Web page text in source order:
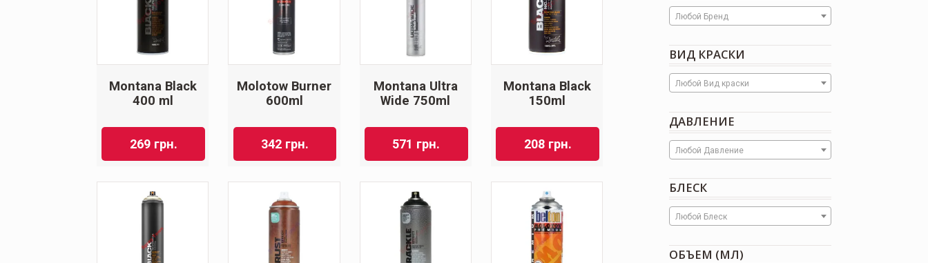
Montana Black
400 ml
269 грн.
Molotow Burner
600ml
342 грн.
Montana Ultra
Wide 750ml
571 грн.
Montana Black
150ml
208 грн.
Любой Бренд
ВИД КРАСКИ
Любой Вид краски
ДАВЛЕНИЕ
Любой Давление
БЛЕСК
Любой Блеск
ОБЪЕМ (МЛ)